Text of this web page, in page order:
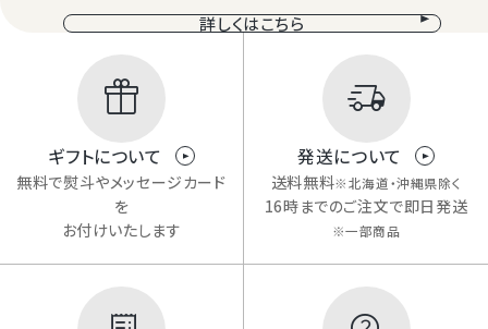
詳しくはこちら
ギフトについて
無料で熨斗やメッセージカード
を
お付けいたします
発送について
送料無料※北海道・沖縄県除く
16時までのご注文で即日発送
※一部商品